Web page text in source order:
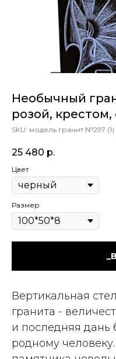
Необычный
розой,
SKU: модель гранит №297 (1)
25 480 р.
Цвет
Размер
Вертикальная
гранита -
и последняя
родному